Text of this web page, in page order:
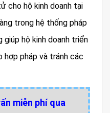
cho hộ kinh doanh tại
trong hệ thống pháp
hộ kinh doanh triển
hợp pháp và tránh các
miễn phí qua